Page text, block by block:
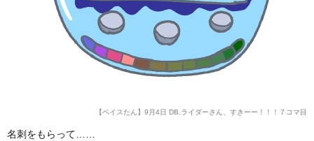
【ベイスたん】9月4日 DB.ライダーさん、すきーー！！！７コマ目
名刺をもらって……